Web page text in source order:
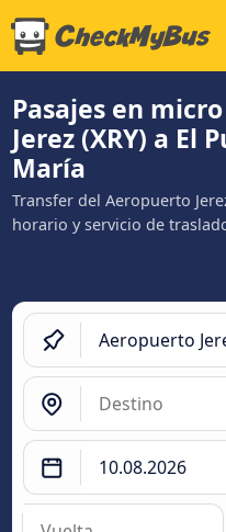
Pasajes en
Jerez (XRY) a El
María
Transfer del Aeropuerto
horario y servicio de